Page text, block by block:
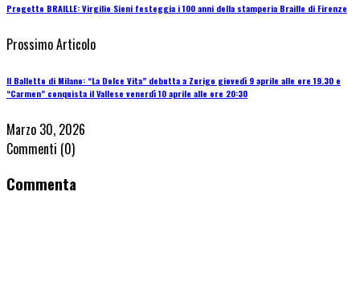
Progetto BRAILLE: Virgilio Sieni festeggia i 100 anni della stamperia Braille di Firenze
Prossimo Articolo
Il Balletto di Milano: “La Dolce Vita” debutta a Zurigo giovedì 9 aprile alle ore 19.30 e
“Carmen” conquista il Vallese venerdì 10 aprile alle ore 20:30
Marzo 30, 2026
Commenti (0)
Commenta